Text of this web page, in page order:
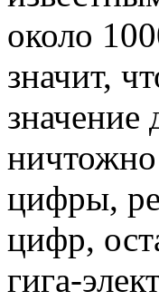
около
значит,
значение
цифры,
цифр,
гига-